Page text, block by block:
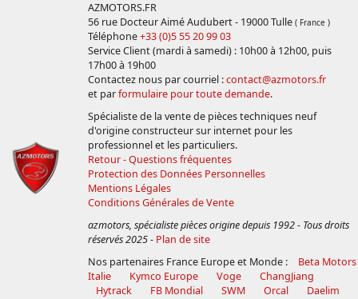
AZMOTORS.FR
56 rue Docteur Aimé Audubert - 19000 Tulle ( France )
Téléphone+33 (0)5 55 20 99 03
Service Client (mardi à samedi) : 10h00 à 12h00, puis
17h00 à 19h00
Contactez nous par courriel :contact@azmotors.fr
et parformulaire pour toute demande.
Spécialiste de la vente de pièces techniques neuf
d'origine constructeur sur internet pour les
professionnel et les particuliers.
Retour - Questions fréquentes
Protection des Données Personnelles
Mentions Légales
Conditions Générales de Vente
azmotors, spécialiste pièces origine depuis 1992 - Tous droits
réservés 2025- Plan de site
Nos partenaires France Europe et Monde :
Beta Motors
Italie
Kymco Europe Voge
ChangJiang
Hytrack
FB Mondial SWM Orcal
Daelim